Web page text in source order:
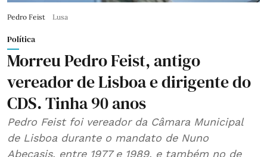
Pedro Feist Lusa
Política
Morreu Pedro Feist, antigo
vereador de Lisboa e dirigente do
CDS. Tinha 90 anos
Pedro Feist foi vereador da Câmara Municipal
de Lisboa durante o mandato de Nuno
Abecasis, entre 1977 e 1989, e também no de